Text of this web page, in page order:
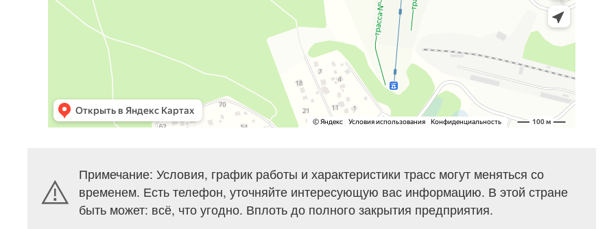
Примечание: Условия, график работы и характеристики трасс могут меняться со
временем. Есть телефон, уточняйте интересующую вас информацию. В этой стране
быть может: всё, что угодно. Вплоть до полного закрытия предприятия.